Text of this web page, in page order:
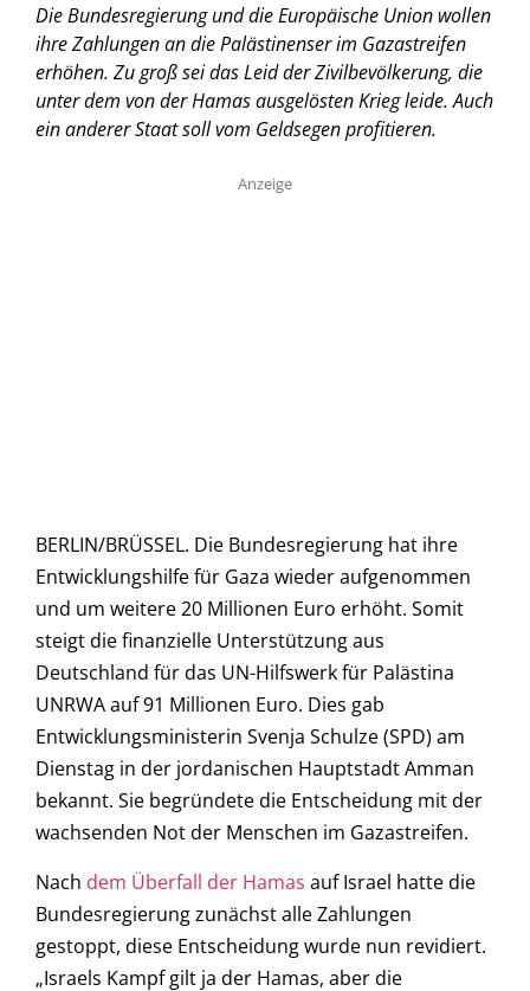
Die Bundesregierung und die Europäische Union wollen
ihre Zahlungen an die Palästinenser im Gazastreifen
erhöhen. Zu groß sei das Leid der Zivilbevölkerung, die
unter dem von der Hamas ausgelösten Krieg leide. Auch
ein anderer Staat soll vom Geldsegen profitieren.
Anzeige
BERLIN/BRÜSSEL. Die Bundesregierung hat ihre
Entwicklungshilfe für Gaza wieder aufgenommen
und um weitere 20 Millionen Euro erhöht. Somit
steigt die finanzielle Unterstützung aus
Deutschland für das UN-Hilfswerk für Palästina
UNRWA auf 91 Millionen Euro. Dies gab
Entwicklungsministerin Svenja Schulze (SPD) am
Dienstag in der jordanischen Hauptstadt Amman
bekannt. Sie begründete die Entscheidung mit der
wachsenden Not der Menschen im Gazastreifen.
Nach dem Überfall der Hamas auf Israel hatte die
Bundesregierung zunächst alle Zahlungen
gestoppt, diese Entscheidung wurde nun revidiert.
„Israels Kampf gilt ja der Hamas, aber die